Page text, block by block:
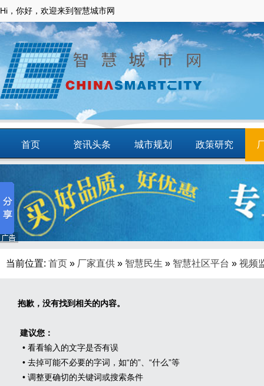
Hi，你好，欢迎来到智慧城市网
首页 资讯头条 城市规划 政策研究
智慧应用 商圈
当前位置: 首页 » 厂家直供 » 智慧民生 » 智慧社区平台 » 视频
抱歉，没有找到相关的内容。
建议您：
• 看看输入的文字是否有误
• 去掉可能不必要的字词，如“的”、“什么”等
• 调整更确切的关键词或搜索条件